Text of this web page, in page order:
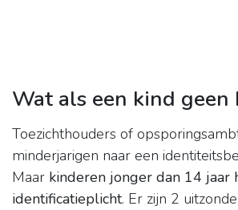
Wat als een kind geen
Toezichthouders of
minderjarigen naar een
Maar kinderen jonger dan 14 jaar
identificatieplicht. Er zijn 2